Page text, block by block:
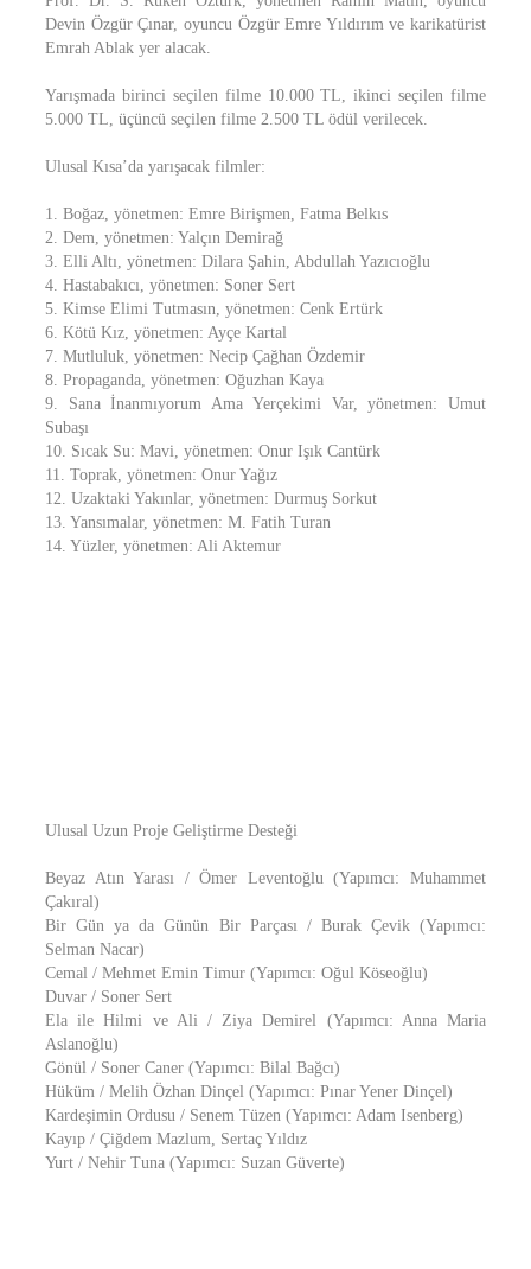
Devin Özgür Çınar, oyuncu Özgür Emre Yıldırım ve karikatürist
Emrah Ablak yer alacak.
Yarışmada birinci seçilen filme 10.000 TL, ikinci seçilen filme
5.000 TL, üçüncü seçilen filme 2.500 TL ödül verilecek.
Ulusal Kısa’da yarışacak filmler:
1. Boğaz, yönetmen: Emre Birişmen, Fatma Belkıs
2. Dem, yönetmen: Yalçın Demirağ
3. Elli Altı, yönetmen: Dilara Şahin, Abdullah Yazıcıoğlu
4. Hastabakıcı, yönetmen: Soner Sert
5. Kimse Elimi Tutmasın, yönetmen: Cenk Ertürk
6. Kötü Kız, yönetmen: Ayçe Kartal
7. Mutluluk, yönetmen: Necip Çağhan Özdemir
8. Propaganda, yönetmen: Oğuzhan Kaya
9. Sana İnanmıyorum Ama Yerçekimi Var, yönetmen: Umut
Subaşı
10. Sıcak Su: Mavi, yönetmen: Onur Işık Cantürk
11. Toprak, yönetmen: Onur Yağız
12. Uzaktaki Yakınlar, yönetmen: Durmuş Sorkut
13. Yansımalar, yönetmen: M. Fatih Turan
14. Yüzler, yönetmen: Ali Aktemur
Ulusal Uzun Proje Geliştirme Desteği
Beyaz Atın Yarası / Ömer Leventoğlu (Yapımcı: Muhammet
Çakıral)
Bir Gün ya da Günün Bir Parçası / Burak Çevik (Yapımcı:
Selman Nacar)
Cemal / Mehmet Emin Timur (Yapımcı: Oğul Köseoğlu)
Duvar / Soner Sert
Ela ile Hilmi ve Ali / Ziya Demirel (Yapımcı: Anna Maria
Aslanoğlu)
Gönül / Soner Caner (Yapımcı: Bilal Bağcı)
Hüküm / Melih Özhan Dinçel (Yapımcı: Pınar Yener Dinçel)
Kardeşimin Ordusu / Senem Tüzen (Yapımcı: Adam Isenberg)
Kayıp / Çiğdem Mazlum, Sertaç Yıldız
Yurt / Nehir Tuna (Yapımcı: Suzan Güverte)